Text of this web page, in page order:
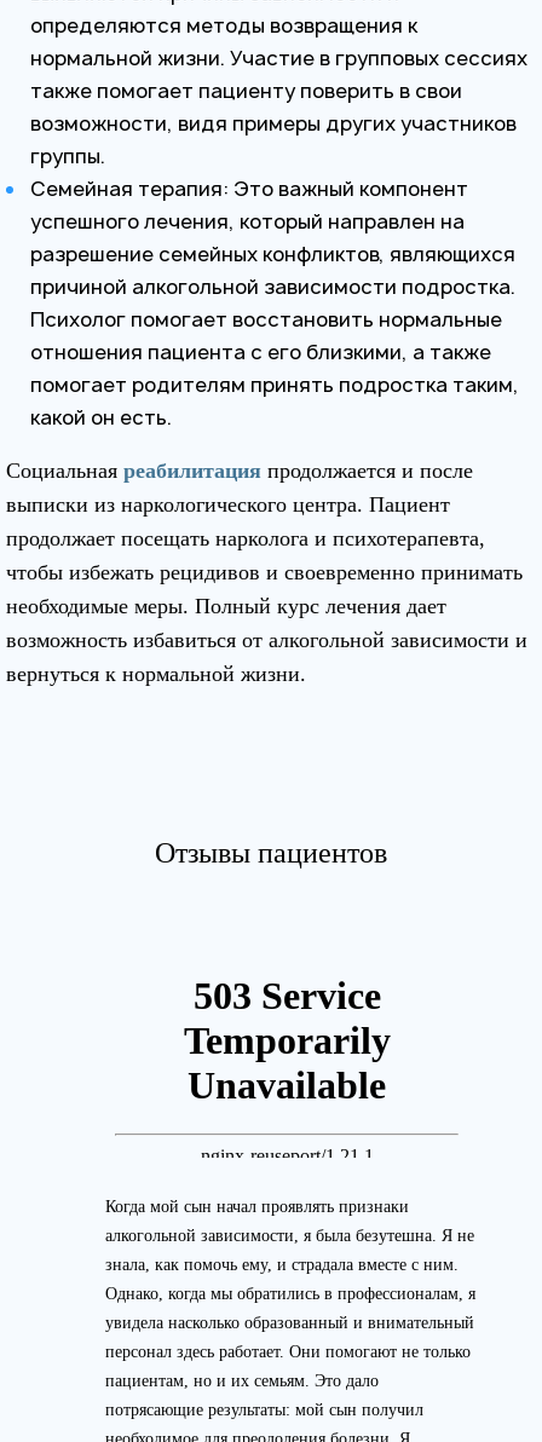
определяются методы возвращения к
нормальной жизни. Участие в групповых сессиях
также помогает пациенту поверить в свои
возможности, видя примеры других участников
группы.
Семейная терапия: Это важный компонент
успешного лечения, который направлен на
разрешение семейных конфликтов, являющихся
причиной алкогольной зависимости подростка.
Психолог помогает восстановить нормальные
отношения пациента с его близкими, а также
помогает родителям принять подростка таким,
какой он есть.
Социальная реабилитация продолжается и после
выписки из наркологического центра. Пациент
продолжает посещать нарколога и психотерапевта,
чтобы избежать рецидивов и своевременно принимать
необходимые меры. Полный курс лечения дает
возможность избавиться от алкогольной зависимости и
вернуться к нормальной жизни.
Отзывы пациентов
Когда мой сын начал проявлять признаки
алкогольной зависимости, я была безутешна. Я не
знала, как помочь ему, и страдала вместе с ним.
Однако, когда мы обратились в профессионалам, я
увидела насколько образованный и внимательный
персонал здесь работает. Они помогают не только
пациентам, но и их семьям. Это дало
потрясающие результаты: мой сын получил